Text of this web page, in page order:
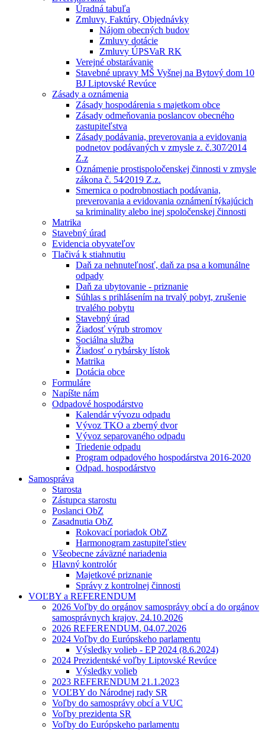
Úradná tabuľa
Zmluvy, Faktúry, Objednávky
Nájom obecných budov
Zmluvy dotácie
Zmluvy ÚPSVaR RK
Verejné obstarávanie
Stavebné upravy MŠ Vyšnej na Bytový dom 10
BJ Liptovské Revúce
Zásady a oznámenia
Zásady hospodárenia s majetkom obce
Zásady odmeňovania poslancov obecného
zastupiteľstva
Zásady podávania, preverovania a evidovania
podnetov podávaných v zmysle z. č.307⁄2014
Z.z
Oznámenie prostispoločenskej činnosti v zmysle
zákona č. 54⁄2019 Z.z.
Smernica o podrobnostiach podávania,
preverovania a evidovania oznámení týkajúcich
sa kriminality alebo inej spoločenskej činnosti
Matrika
Stavebný úrad
Evidencia obyvateľov
Tlačivá k stiahnutiu
Daň za nehnuteľnosť, daň za psa a komunálne
odpady
Daň za ubytovanie - priznanie
Súhlas s prihlásením na trvalý pobyt, zrušenie
trvalého pobytu
Stavebný úrad
Žiadosť výrub stromov
Sociálna služba
Žiadosť o rybársky lístok
Matrika
Dotácia obce
Formuláre
Napíšte nám
Odpadové hospodárstvo
Kalendár vývozu odpadu
Vývoz TKO a zberný dvor
Vývoz separovaného odpadu
Triedenie odpadu
Program odpadového hospodárstva 2016-2020
Odpad. hospodárstvo
Samospráva
Starosta
Zástupca starostu
Poslanci ObZ
Zasadnutia ObZ
Rokovací poriadok ObZ
Harmonogram zastupiteľstiev
Všeobecne záväzné nariadenia
Hlavný kontrolór
Majetkové priznanie
Správy z kontrolnej činnosti
VOĽBY a REFERENDUM
2026 Voľby do orgánov samosprávy obcí a do orgánov
samosprávnych krajov, 24.10.2026
2026 REFERENDUM, 04.07.2026
2024 Voľby do Európskeho parlamentu
Výsledky volieb - EP 2024 (8.6.2024)
2024 Prezidentské voľby Liptovské Revúce
Výsledky volieb
2023 REFERENDUM 21.1.2023
VOĽBY do Národnej rady SR
Voľby do samosprávy obcí a VUC
Voľby prezidenta SR
Voľby do Európskeho parlamentu